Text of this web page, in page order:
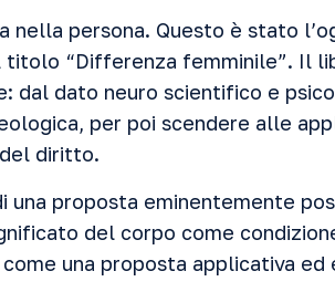
nella persona. Questo è stato
“Differenza femminile”. Il
dal dato neuro scientifico e
per poi scendere alle
diritto.
una proposta eminentemente
del corpo come
una proposta applicativa ed